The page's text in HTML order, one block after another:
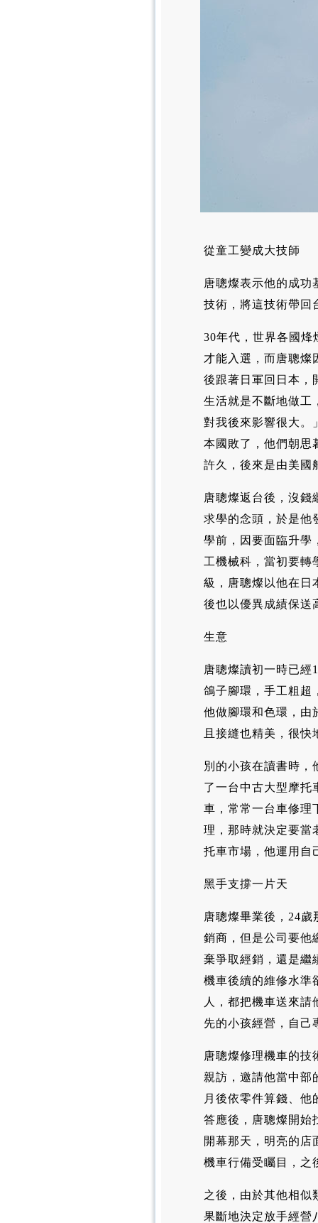
從童工變成大技師
唐聰燦表示他的成功
技術，將這技術帶回
30年代，世界各國烽
才能入選，而唐聰燦
後跟著日軍回日本，
生活就是不斷地做工
對我後來影響很大。
本國敗了，他們朝思
許久，後來是由美國
唐聰燦返台後，沒錢
求學的念頭，於是他
學前，因要面臨升學
工機械科，當初要轉
級，唐聰燦以他在日
後也以優異成績保送
生意
唐聰燦讀初一時已經
鴿子腳環，手工粗超
他做腳環和色環，由
且接縫也精美，很快
別的小孩在讀書時，
了一台中古大型摩托
車，常常一台車修理
理，那時就決定要當
托車市場，他運用自
黑手支撐一片天
唐聰燦畢業後，24
銷商，但是公司要他
棄爭取經銷，還是繼
機車後續的維修水準
人，都把機車送來
先的小孩經營，自己
唐聰燦修理機車的技
親訪，邀請他當中部
月後依零件算錢、
答應後，唐聰燦開始
開幕那天，明亮的店
機車行備受矚目，之
之後，由於其他相似
果斷地決定放手經營